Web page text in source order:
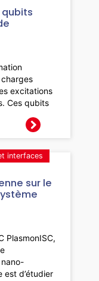
excitations
Ces qubits
sur le
interfaces
PlasmonISC,
est d’étudier